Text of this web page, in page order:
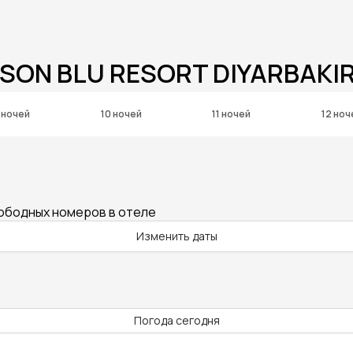
BLU RESORT
10 ночей 11 ночей 12
номеров в отеле
Изменить даты
Погода сегодня